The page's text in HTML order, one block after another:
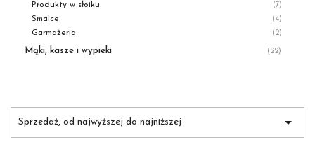
Produkty w słoiku (7)
Smalce (4)
Garmażeria (2)
Mąki, kasze i wypieki (22)
Sprzedaż, od najwyższej do najniższej 